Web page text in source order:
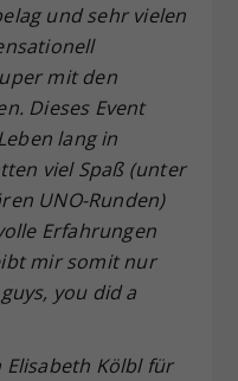
und sehr vielen
mit den
Dieses Event
lang in
viel Spaß (unter
UNO-Runden)
Erfahrungen
mir somit nur
you did a
Elisabeth Kölbl für